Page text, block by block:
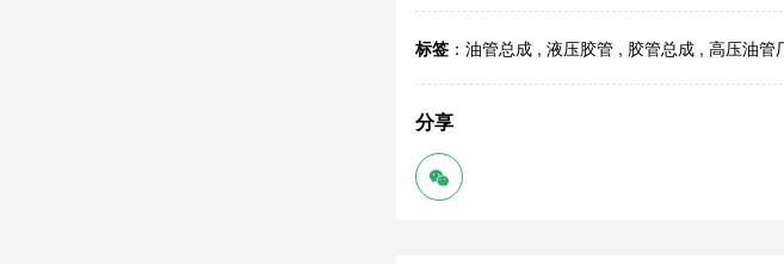
标签 ： 油管总成 , 液压胶管 , 胶管总成 , 高压油管
分享